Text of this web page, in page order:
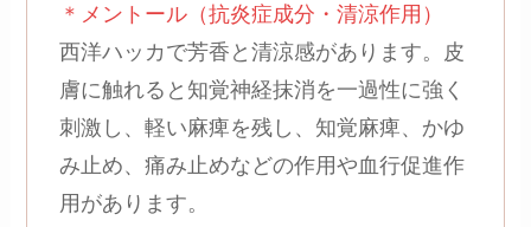
＊メントール（抗炎症成分・清涼作用）
西洋ハッカで芳香と清涼感があります。皮
膚に触れると知覚神経抹消を一過性に強く
刺激し、軽い麻痺を残し、知覚麻痺、かゆ
み止め、痛み止めなどの作用や血行促進作
用があります。